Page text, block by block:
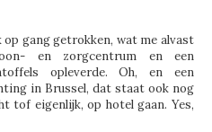
gang getrokken, wat me alvast
en zorgcentrum en een
opleverde. Oh, en een
in Brussel, dat staat ook nog
tof eigenlijk, op hotel gaan. Yes,